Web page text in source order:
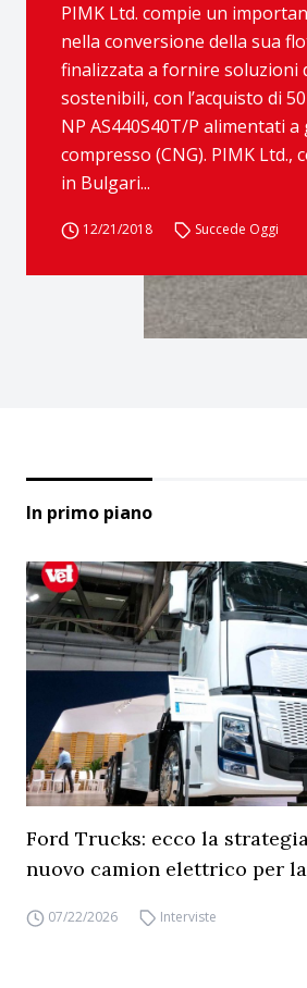
PIMK Ltd. compie un
nella conversione della sua
finalizzata a fornire soluzioni
sostenibili, con l’acquisto di
NP AS440S40T/P alimentati
compresso (CNG). PIMK Ltd.,
in Bulgari...
12/21/2018 Succede Oggi
In primo piano
Ford Trucks: ecco la
nuovo camion elettrico per
07/22/2026 Interviste